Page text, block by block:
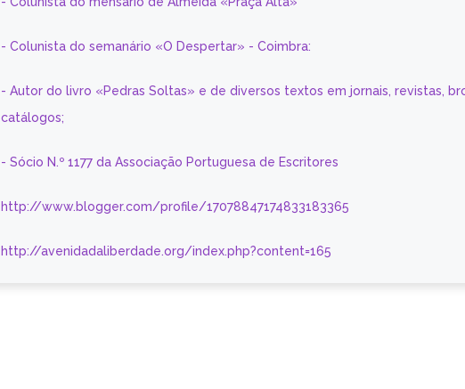
- Colunista do semanário «O Despertar» - Coimbra:
- Autor do livro «Pedras Soltas» e de diversos textos em jornais, revistas,
catálogos;
- Sócio N.º 1177 da Associação Portuguesa de Escritores
http://www.blogger.com/profile/17078847174833183365
http://avenidadaliberdade.org/index.php?content=165